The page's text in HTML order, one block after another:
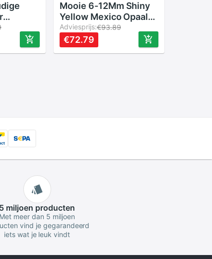
Mooie 6-12Mm Shiny
Yellow Mexico Opaal
Kralen Rond Ketting
17&#39;&#39;
Adviesprijs:€93.89
€72.79
5 miljoen producten
Met meer dan 5 miljoen
vind je gegarandeerd
iets wat je leuk vindt